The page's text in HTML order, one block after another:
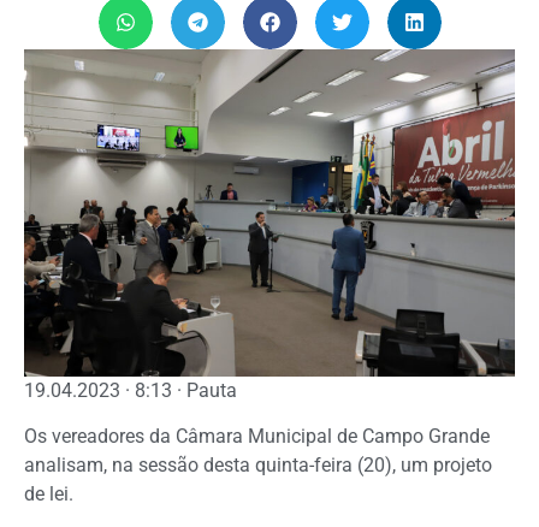
19.04.2023 · 8:13 · Pauta
Os vereadores da Câmara Municipal de Campo Grande
analisam, na sessão desta quinta-feira (20), um projeto
de lei.